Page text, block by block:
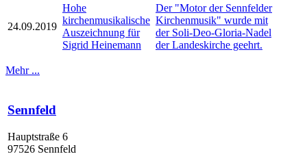
24.09.2019
Hohe
kirchenmusikalische
Auszeichnung für
Sigrid Heinemann
Der "Motor der Sennfelder
Kirchenmusik" wurde mit
der Soli-Deo-Gloria-Nadel
der Landeskirche geehrt.
Mehr ...
Sennfeld
Hauptstraße 6
97526 Sennfeld